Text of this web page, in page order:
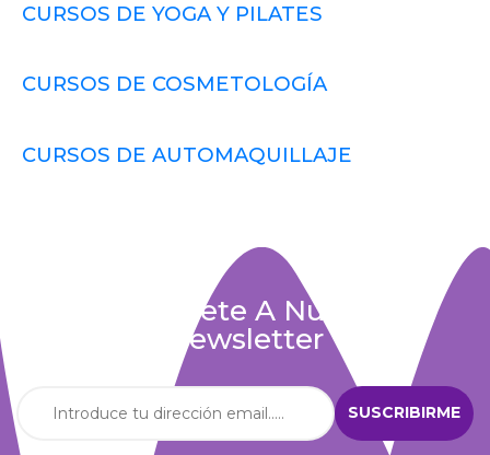
CURSOS DE YOGA Y PILATES
CURSOS DE COSMETOLOGÍA
CURSOS DE AUTOMAQUILLAJE
Suscríbete A Nuestra
Newsletter